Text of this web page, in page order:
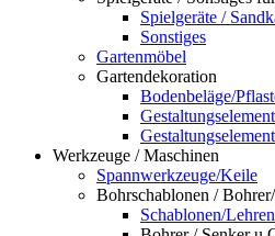
Spielgeräte /
Sonstiges
Gartenmöbel
Gartendekoration
Bodenbeläge/
Werkzeuge / Maschinen
Spannwerkzeuge/Keile
Bohrschablonen /
Schablonen/Lehren